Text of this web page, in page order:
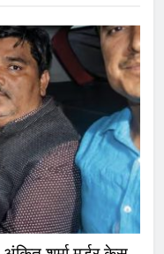
CRIME NEWS देश